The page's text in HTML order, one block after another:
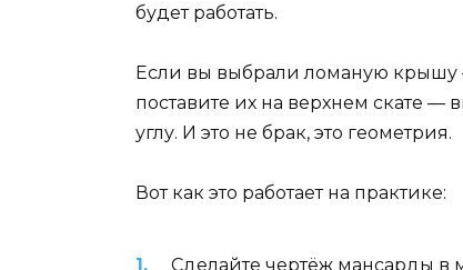
будет работать.
Если вы выбрали ломаную крышу
поставите их на верхнем скате —
углу. И это не брак, это геометрия.
Вот как это работает на практике:
Сделайте чертёж мансарды в